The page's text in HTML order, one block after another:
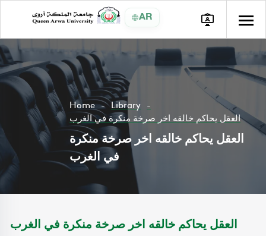
AR
Home
Library
العقل يحاكم خالقه اخر صرخة منكرة في الغرب
العقل يحاكم خالقه اخر صرخة منكرة
في الغرب
العقل يحاكم خالقه اخر صرخة منكرة في الغرب